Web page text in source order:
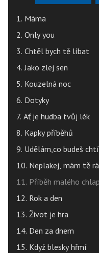
1. Máma
2. Only you
3. Chtěl bych tě líbat
4. Jako zlej sen
5. Kouzelná noc
6. Dotyky
7. Ať je hudba tvůj lék
8. Kapky příběhů
9. Udělám,co budeš
10. Neplakej, mám tě
11. Příběh malého
12. Rok a den
13. Život je hra
14. Den za dnem
15. Když blesky hřmí